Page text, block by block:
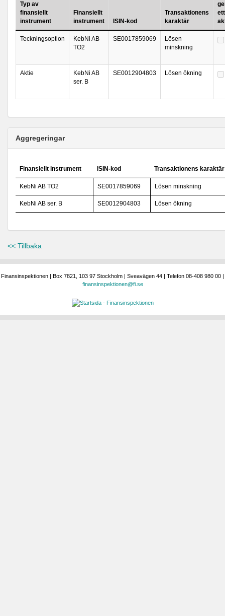
Typ av
finansiellt
instrument
Finansiellt
instrument
ISIN-kod
Transaktionens
karaktär
ett
Teckningsoption
KebNi AB
TO2
SE0017859069
Lösen
minskning
Aktie
KebNi AB
ser. B
SE0012904803 Lösen ökning
Aggregeringar
Finansiellt instrument ISIN-kod Transaktionens karaktär
KebNi AB TO2 SE0017859069 Lösen minskning
KebNi AB ser. B SE0012904803 Lösen ökning
<< Tillbaka
Finansinspektionen | Box 7821, 103 97 Stockholm | Sveavägen 44 | Telefon 08-408 980 00 |
finansinspektionen@fi.se